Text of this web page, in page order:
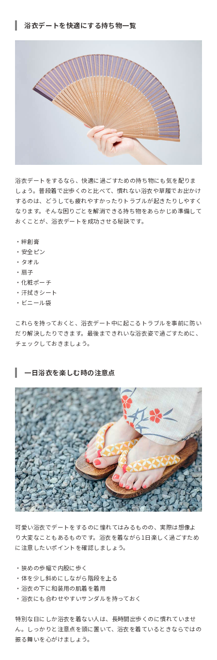
浴衣デートを快適にする持ち物一覧
浴衣デートをするなら、快適に過ごすための持ち物にも気を配りま
しょう。普段着で出歩くのと比べて、慣れない浴衣や草履でお出かけ
するのは、どうしても疲れやすかったりトラブルが起きたりしやすく
なります。そんな困りごとを解消できる持ち物をあらかじめ準備して
おくことが、浴衣デートを成功させる秘訣です。
・絆創膏
・安全ピン
・タオル
・扇子
・化粧ポーチ
・汗拭きシート
・ビニール袋
これらを持っておくと、浴衣デート中に起こるトラブルを事前に防い
だり解決したりできます。最後まできれいな浴衣姿で過ごすために、
チェックしておきましょう。
一日浴衣を楽しむ時の注意点
可愛い浴衣でデートをするのに憧れてはみるものの、実際は想像よ
り大変なこともあるものです。浴衣を着ながら1日楽しく過ごすため
に注意したいポイントを確認しましょう。
・狭めの歩幅で内股に歩く
・体を少し斜めにしながら階段を上る
・浴衣の下に和装用の肌着を着用
・浴衣にも合わせやすいサンダルを持っておく
特別な日にしか浴衣を着ない人は、長時間出歩くのに慣れていませ
ん。しっかりと注意点を頭に置いて、浴衣を着ているときならではの
振る舞いを心がけましょう。